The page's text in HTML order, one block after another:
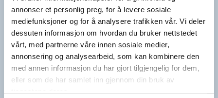
annonser et personlig preg, for å levere sosiale
mediefunksjoner og for å analysere trafikken vår. Vi deler
dessuten informasjon om hvordan du bruker nettstedet
vårt, med partnerne våre innen sosiale medier,
annonsering og analysearbeid, som kan kombinere den
med annen informasjon du har gjort tilgjengelig for dem,
eller som de har samlet inn gjennom din bruk av
tjenestene deres.
Kittelsenuka